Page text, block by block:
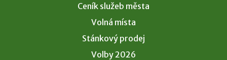
Ceník služeb města
Volná místa
Stánkový prodej
Volby 2026